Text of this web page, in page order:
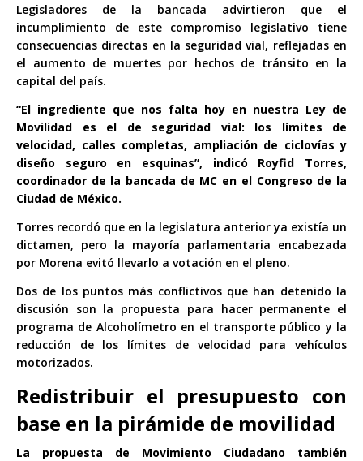
Legisladores de la bancada advirtieron que el
incumplimiento de este compromiso legislativo tiene
consecuencias directas en la seguridad vial, reflejadas en
el aumento de muertes por hechos de tránsito en la
capital del país.
“El ingrediente que nos falta hoy en nuestra Ley de
Movilidad es el de seguridad vial: los límites de
velocidad, calles completas, ampliación de ciclovías y
diseño seguro en esquinas”, indicó Royfid Torres,
coordinador de la bancada de MC en el Congreso de la
Ciudad de México.
Torres recordó que en la legislatura anterior ya existía un
dictamen, pero la mayoría parlamentaria encabezada
por Morena evitó llevarlo a votación en el pleno.
Dos de los puntos más conflictivos que han detenido la
discusión son la propuesta para hacer permanente el
programa de Alcoholímetro en el transporte público y la
reducción de los límites de velocidad para vehículos
motorizados.
Redistribuir el presupuesto con
base en la pirámide de movilidad
La propuesta de Movimiento Ciudadano también